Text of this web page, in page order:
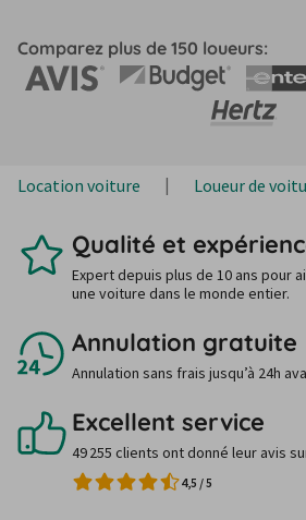
Comparez plus de 150 loueurs:
Location voiture Loueur de
Qualité et
Expert depuis plus de 10 ans pour
une voiture dans le monde entier.
Annulation gratuite
Annulation sans frais jusqu’à 24h
Excellent service
49 255 clients ont donné leur avis
4,5 /5